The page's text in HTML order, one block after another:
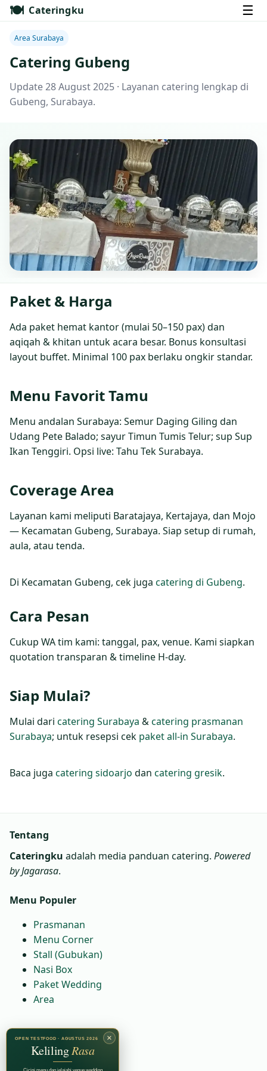
🍽️ Cateringku ☰
Area Surabaya
Catering Gubeng
Update 28 August 2025 · Layanan catering lengkap di
Gubeng, Surabaya.
Paket & Harga
Ada paket hemat kantor (mulai 50–150 pax) dan
aqiqah & khitan untuk acara besar. Bonus konsultasi
layout buffet. Minimal 100 pax berlaku ongkir standar.
Menu Favorit Tamu
Menu andalan Surabaya: Semur Daging Giling dan
Udang Pete Balado; sayur Timun Tumis Telur; sup Sup
Ikan Tenggiri. Opsi live: Tahu Tek Surabaya.
Coverage Area
Layanan kami meliputi Baratajaya, Kertajaya, dan Mojo
— Kecamatan Gubeng, Surabaya. Siap setup di rumah,
aula, atau tenda.
Di Kecamatan Gubeng, cek juga catering di Gubeng.
Cara Pesan
Cukup WA tim kami: tanggal, pax, venue. Kami siapkan
quotation transparan & timeline H‑day.
Siap Mulai?
Mulai dari catering Surabaya &catering prasmanan
Surabaya; untuk resepsi cek paket all‑in Surabaya.
Baca juga catering sidoarjo dan catering gresik.
Tentang
Cateringku adalah media panduan catering. Powered
by Jagarasa.
Menu Populer
Prasmanan
Menu Corner
Stall (Gubukan)
Nasi Box
Paket Wedding
Area
Kontak
6281230081664
×
OPEN TESTFOOD · AGUSTUS 2026
KelilingRasa